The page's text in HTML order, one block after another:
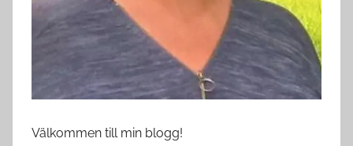
Välkommen till min blogg!